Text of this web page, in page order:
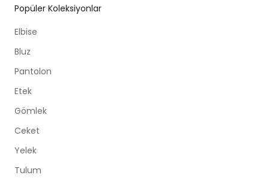
Popüler Koleksiyonlar
Elbise
Bluz
Pantolon
Etek
Gömlek
Ceket
Yelek
Tulum